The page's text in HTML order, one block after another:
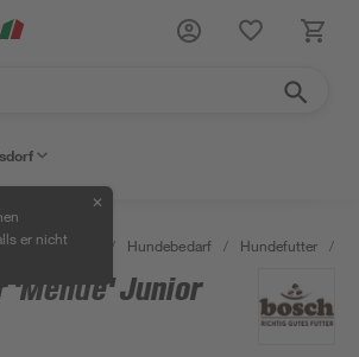
er nicht
✕
/ Tierbedarf / Hundebedarf / Hundefutter /
'Menue' Junior